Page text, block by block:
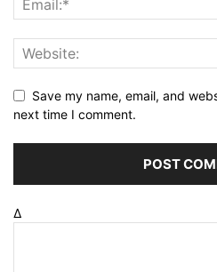
Save my name, email, and
next time I comment.
Δ